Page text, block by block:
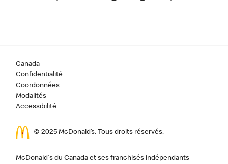
Canada
Confidentialité
Coordonnées
Modalités
Accessibilité
© 2025 McDonald’s. Tous droits réservés.
McDonald's du Canada et ses franchisés indépendants